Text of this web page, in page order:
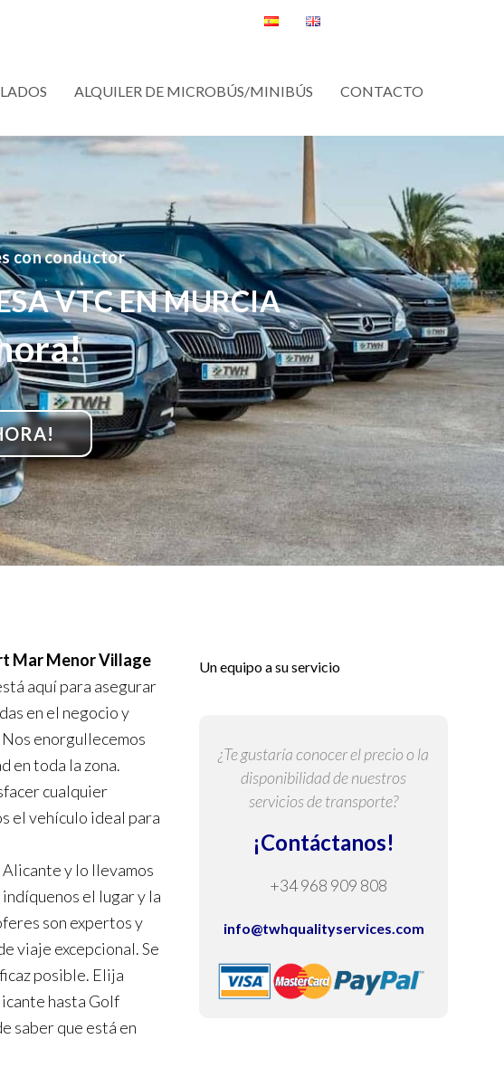
ALQUILER DE MICROBÚS/MINIBÚS CONTACTO
con conductor
VTC EN MURCIA
Mar Menor Village
aquí para asegurar
en el negocio y
enorgullecemos
en toda la zona.
cualquier
el vehículo ideal para
y lo llevamos
el lugar y la
son expertos y
viaje excepcional. Se
posible. Elija
hasta Golf
saber que está en
Un equipo a su servicio
¿Te gustaría conocer el precio o la
disponibilidad de nuestros
servicios de transporte?
¡Contáctanos!
+34 968 909 808
info@twhqualityservices.com